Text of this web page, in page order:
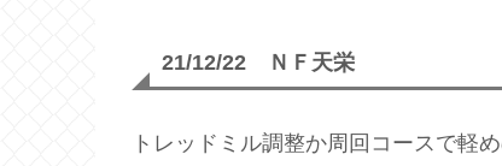
21/12/22 ＮＦ天栄
トレッドミル調整か周回コースで軽